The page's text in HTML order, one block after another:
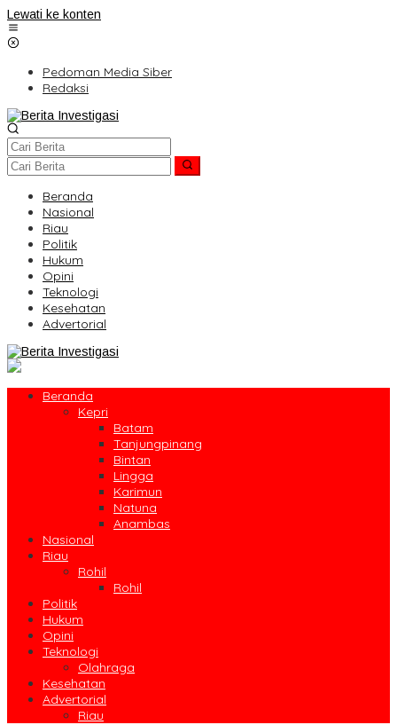
Lewati ke konten
Pedoman Media Siber
Redaksi
Beranda
Nasional
Riau
Politik
Hukum
Opini
Teknologi
Kesehatan
Advertorial
Beranda
Kepri
Batam
Tanjungpinang
Bintan
Lingga
Karimun
Natuna
Anambas
Nasional
Riau
Rohil
Rohil
Politik
Hukum
Opini
Teknologi
Olahraga
Kesehatan
Advertorial
Riau